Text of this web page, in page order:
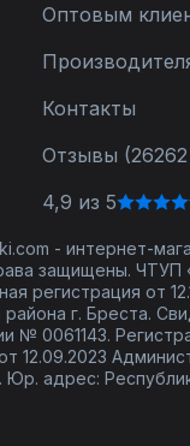
Оптовым
Контакты
Отзывы
4,9 из 5
- интернет-
защищены. ЧТУП
регистрация от
г. Бреста.
№ 0061143.
12.09.2023
Юр. адрес: